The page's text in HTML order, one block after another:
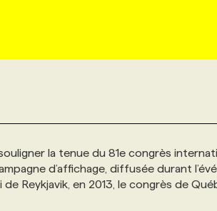
NUMÉRIQUES
DISTINCTIONS
DURABLE
AVEC NOUS
CANDIDAT
AVEC NOUS
DE FORMATIONS
PERSONNALISÉES
CHASSE DE TÊTE
la tenue du 81e congrès
d’affichage, diffusée durant
de Reykjavik, en 2013, le congrès de